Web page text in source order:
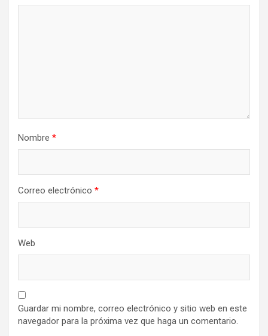
Nombre *
Correo electrónico *
Web
Guardar mi nombre, correo electrónico y sitio web en este
navegador para la próxima vez que haga un comentario.